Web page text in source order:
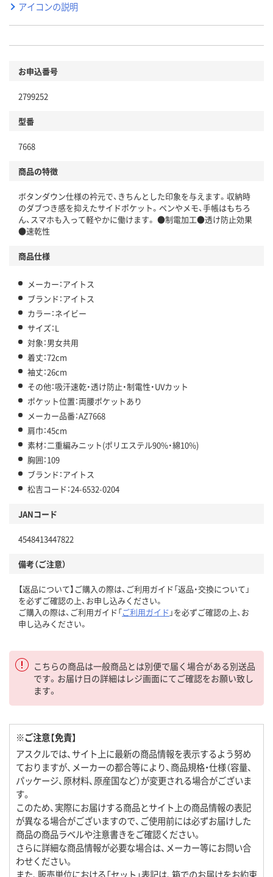
アイコンの説明
お申込番号
2799252
型番
7668
商品の特徴
ボタンダウン仕様の衿元で、きちんとした印象を与えます。収納時
のダブつき感を抑えたサイドポケット。ペンやメモ、手帳はもちろ
ん、スマホも入って軽やかに働けます。 ●制電加工●透け防止効果
●速乾性
商品仕様
メーカー：アイトス
ブランド：アイトス
カラー：ネイビー
サイズ：L
対象：男女共用
着丈：72cm
袖丈：26cm
その他：吸汗速乾・透け防止・制電性・UVカット
ポケット位置：両腰ポケットあり
メーカー品番：AZ7668
肩巾：45cm
素材：二重編みニット(ポリエステル90%・綿10%)
胸囲：109
ブランド：アイトス
松吉コード：24-6532-0204
JANコード
4548413447822
備考（ご注意）
【返品について】ご購入の際は、ご利用ガイド「返品・交換について」
を必ずご確認の上、お申し込みください。
ご購入の際は、ご利用ガイド「ご利用ガイド 」を必ずご確認の上、お
申し込みください。
こちらの商品は一般商品とは別便で届く場合がある別送品
です。お届け日の詳細はレジ画面にてご確認をお願い致し
ます。
※ご注意【免責】
アスクルでは、サイト上に最新の商品情報を表示するよう努め
ておりますが、メーカーの都合等により、商品規格・仕様（容量、
パッケージ、原材料、原産国など）が変更される場合がございま
す。
このため、実際にお届けする商品とサイト上の商品情報の表記
が異なる場合がございますので、ご使用前には必ずお届けした
商品の商品ラベルや注意書きをご確認ください。
さらに詳細な商品情報が必要な場合は、メーカー等にお問い合
わせください。
また、販売単位における「セット」表記は、箱でのお届けをお約束